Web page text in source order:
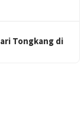
Tongkang di